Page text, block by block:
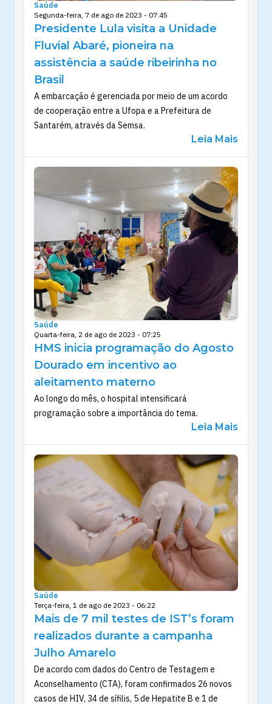
Saúde
Segunda-feira, 7 de ago de 2023 - 07:45
Presidente Lula visita a Unidade
Fluvial Abaré, pioneira na
assistência a saúde ribeirinha no
Brasil
A embarcação é gerenciada por meio de um acordo
de cooperação entre a Ufopa e a Prefeitura de
Santarém, através da Semsa.
Leia Mais
Saúde
Quarta-feira, 2 de ago de 2023 - 07:25
HMS inicia programação do Agosto
Dourado em incentivo ao
aleitamento materno
Ao longo do mês, o hospital intensificará
programação sobre a importância do tema.
Leia Mais
Saúde
Terça-feira, 1 de ago de 2023 - 06:22
Mais de 7 mil testes de IST’s foram
realizados durante a campanha
Julho Amarelo
De acordo com dados do Centro de Testagem e
Aconselhamento (CTA), foram confirmados 26 novos
casos de HIV, 34 de sífilis, 5 de Hepatite B e 1 de